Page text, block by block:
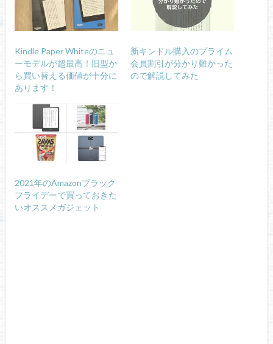
Kindle Paper Whiteのニュ
ーモデルが超最高！旧型か
ら買い替える価値が十分に
あります！
新キンドル購入のプライム
会員割引が分かり難かった
ので解説してみた
2021年のAmazonブラック
フライデーで買っておきた
いオススメガジェット